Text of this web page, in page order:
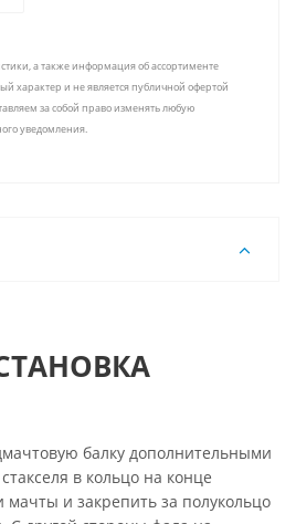
а также информация об ассортименте
характер и не является публичной офертой
за собой право изменять любую
уведомления.
балку дополнительными
в кольцо на конце
мачты и закрепить за полукольцо